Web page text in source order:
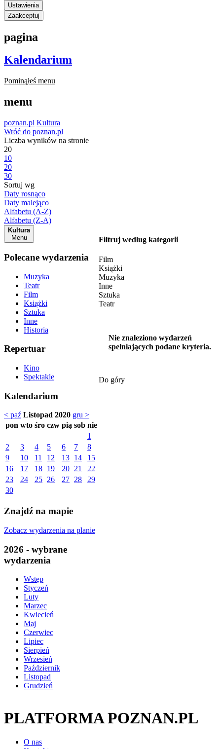
Ustawienia
Zaakceptuj
pagina
Kalendarium
Pominąłeś menu
menu
poznan.pl Kultura
Wróć do poznan.pl
Liczba wyników na stronie
20
10
20
30
Sortuj wg
Daty rosnąco
Daty malejąco
Alfabetu (A-Z)
Alfabetu (Z-A)
Kultura
Menu
Polecane wydarzenia
Muzyka
Teatr
Film
Książki
Sztuka
Inne
Historia
Repertuar
Kino
Spektakle
Kalendarium
< paź Listopad 2020 gru >
pon wto śro czw pią sob nie
1
2
3 4 5 6 7
8
9
10 11 12 13 14
15
16
17 18 19 20 21
22
23
24 25 26 27 28
29
30
Znajdź na mapie
Zobacz wydarzenia na planie
2026 - wybrane
wydarzenia
Wstęp
Styczeń
Luty
Marzec
Kwiecień
Maj
Czerwiec
Lipiec
Sierpień
Wrzesień
Październik
Listopad
Grudzień
Filtruj według kategorii
Film
Książki
Muzyka
Inne
Sztuka
Teatr
Nie znaleziono wydarzeń
spełniających podane kryteria.
Do góry
PLATFORMA POZNAN.PL
O nas